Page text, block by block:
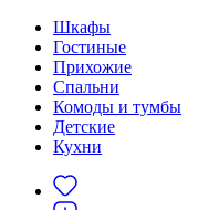
Шкафы
Гостиные
Прихожие
Спальни
Комоды и тумбы
Детские
Кухни